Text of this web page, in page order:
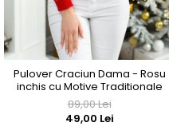
Pulover Craciun Dama - Rosu
inchis cu Motive Traditionale
89,00 Lei
49,00 Lei